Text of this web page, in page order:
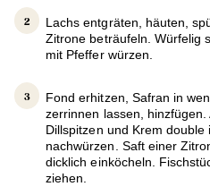
Lachs entgräten, häuten,
Zitrone beträufeln. Würfelig
mit Pfeffer würzen.
Fond erhitzen, Safran in
zerrinnen lassen,
Dillspitzen und Krem
nachwürzen. Saft einer
dicklich einköcheln.
ziehen.